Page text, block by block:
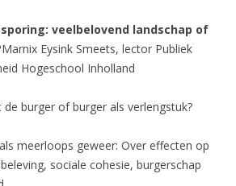
veelbelovend landschap of
Marnix Eysink Smeets, lector Publiek
Hogeschool Inholland
burger of burger als verlengstuk?
meerloops geweer: Over effecten op
sociale cohesie, burgerschap